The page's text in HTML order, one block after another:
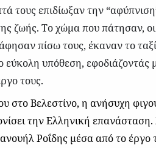
τους επιδίωξαν την
ζωής. Το χώμα που πάτησαν, οι
πίσω τους, έκαναν το
υπόθεση, εφοδιάζοντάς
τους.
στο Βελεστίνο, η ανήσυχη
την Ελληνική
Ροΐδης μέσα από το έργο